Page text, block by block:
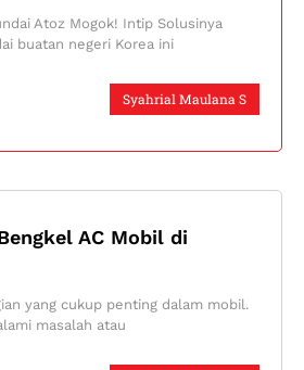
Syahrial Maulana S
Atoz Mogok! Intip Solusinya
buatan negeri Korea ini
AC Mobil di
yang cukup penting dalam mobil.
masalah atau